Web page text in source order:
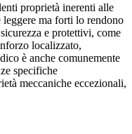
proprietà inerenti alle
leggere ma forti lo rendono
e protettivi, come
localizzato,
è anche comunemente
specifiche
meccaniche eccezionali,